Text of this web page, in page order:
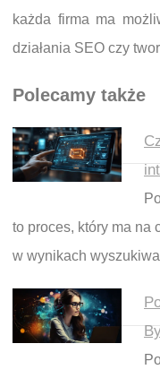
każda firma ma
działania SEO czy
Polecamy także
to proces, który ma na
w wynikach
Nawigacja